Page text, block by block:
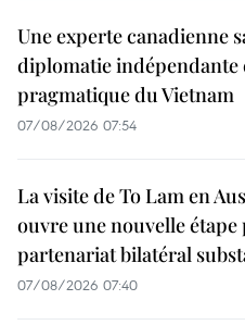
Une experte canadienne
diplomatie indépendante
pragmatique du Vietnam
07/08/2026 07:54
La visite de To Lam en
ouvre une nouvelle étape
partenariat bilatéral
07/08/2026 07:40